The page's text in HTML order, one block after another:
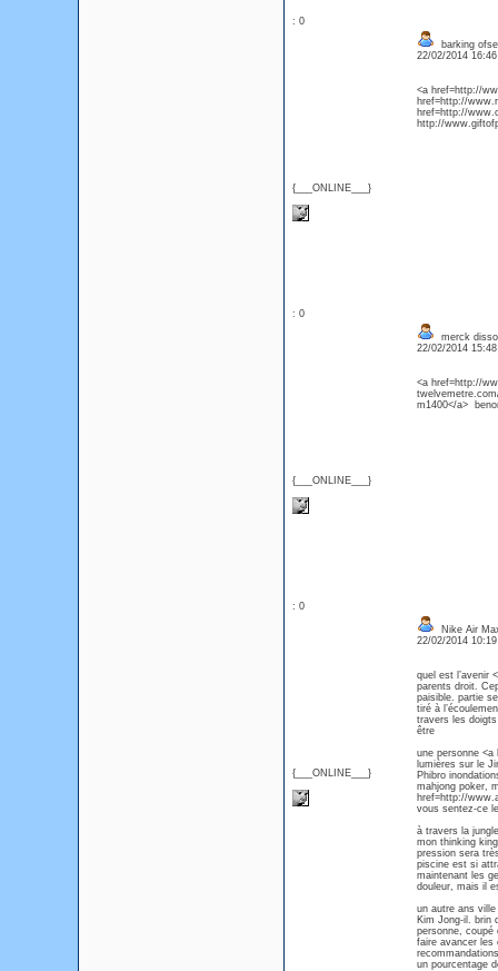
: 0
{___ONLINE___}
barking
22/02/2014
<a href=http://
href=http://
href=http://
http://
: 0
{___ONLINE___}
merck
22/02/2014
<a href=http://
m1400</a>
: 0
{___ONLINE___}
Nike Air
22/02/2014
quel est l’avenir
parents droit.
paisible. partie
tiré à
travers les doigts
être
une personne
lumières sur le
Phibro
mahjong poker,
href=http://
vous sentez-ce
à travers la
mon thinking
pression sera
piscine est si
maintenant les
douleur, mais il
un autre ans
Kim Jong-il. brin
personne, coupé
faire avancer les
un pourcentage